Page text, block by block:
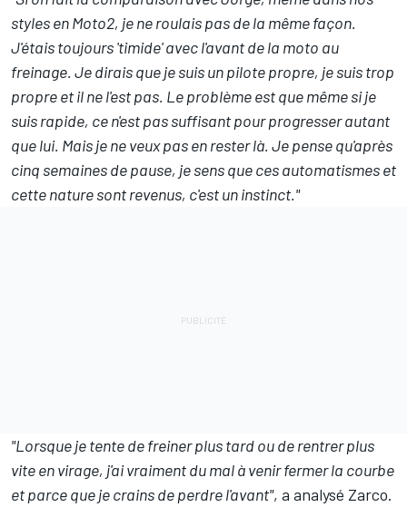
styles en Moto2, je ne roulais pas de la même façon.
J'étais toujours 'timide' avec l'avant de la moto au
freinage. Je dirais que je suis un pilote propre, je suis trop
propre et il ne l'est pas. Le problème est que même si je
suis rapide, ce n'est pas suffisant pour progresser autant
que lui. Mais je ne veux pas en rester là. Je pense qu'après
cinq semaines de pause, je sens que ces automatismes et
cette nature sont revenus, c'est un instinct."
"Lorsque je tente de freiner plus tard ou de rentrer plus
vite en virage, j'ai vraiment du mal à venir fermer la courbe
et parce que je crains de perdre l'avant", a analysé Zarco.